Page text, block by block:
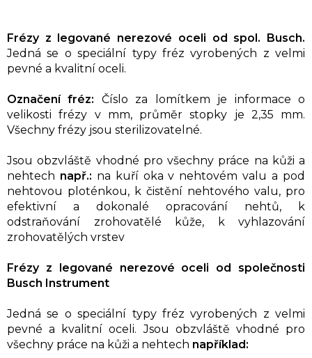
Frézy z legované nerezové oceli od spol. Busch.
Jedná se o speciální typy fréz vyrobených z velmi
pevné a kvalitní oceli.
Označení fréz:
Číslo za lomítkem je informace o
velikosti frézy v mm, průměr stopky je 2,35 mm.
Všechny frézy jsou sterilizovatelné.
Jsou obzvláště vhodné pro všechny práce na kůži a
nehtech např.: na kuří oka v nehtovém valu a pod
nehtovou ploténkou, k čistění nehtového valu, pro
efektivní a dokonalé opracování nehtů, k
odstraňování zrohovatělé kůže, k vyhlazování
zrohovatělých vrstev
Frézy z legované nerezové oceli od společnosti
Busch Instrument
Jedná se o speciální typy fréz vyrobených z velmi
pevné a kvalitní oceli. Jsou obzvláště vhodné pro
všechny práce na kůži a nehtech například: